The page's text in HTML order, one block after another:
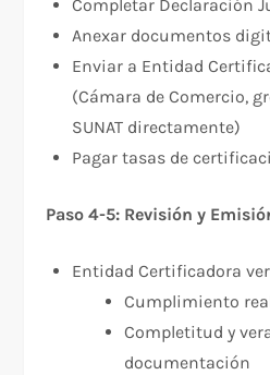
Completar Declaración
Anexar documentos
Enviar a Entidad
(Cámara de Comercio,
SUNAT directamente)​
Pagar tasas de
Paso 4-5: Revisión y
Entidad Certificadora
Cumplimiento
Completitud y
documentación